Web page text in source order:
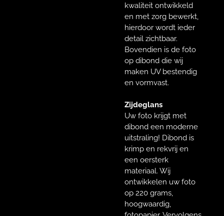
kwaliteit ontwikkeld
en met zorg bewerkt,
hierdoor wordt ieder
detail zichtbaar.
Bovendien is de foto
op dibond die wij
maken UV bestendig
en vormvast.
Zijdeglans
Uw foto krijgt met
dibond een moderne
uitstraling! Dibond is
krimp en rekvrij en
een oersterk
materiaal. Wij
ontwikkelen uw foto
op 220 grams,
hoogwaardig,